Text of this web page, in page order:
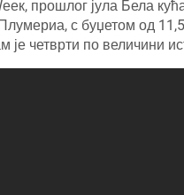
прошлог јула Бела
с буџетом од
четврти по величини